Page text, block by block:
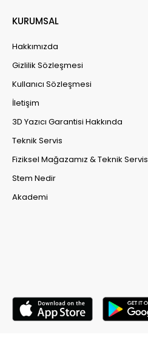
KURUMSAL
Hakkımızda
Gizlilik Sözleşmesi
Kullanıcı Sözleşmesi
İletişim
3D Yazıcı Garantisi Hakkında
Teknik Servis
Fiziksel Mağazamız & Teknik Servis
Stem Nedir
Akademi